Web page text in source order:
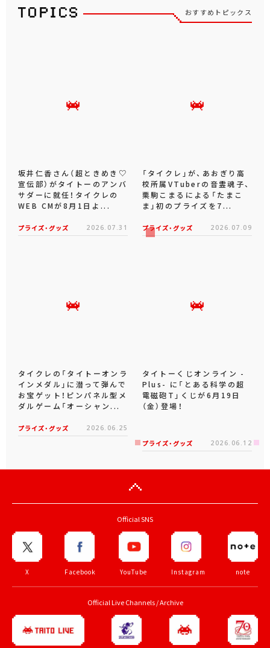
おすすめトピックス
坂井仁香さん（超ときめき♡
宣伝部）がタイトーのアンバ
サダーに就任！タイクレの
WEB CMが8月1日よ...
プライズ・グッズ 2026.07.31
「タイクレ」が、あおぎり高
校所属VTuberの音霊魂子、
栗駒こまるによる「たまこ
ま」初のプライズを7...
プライズ・グッズ 2026.07.09
タイクレの「タイトーオンラ
インメダル」に潜って弾んで
お宝ゲット！ピンパネル型メ
ダルゲーム「オーシャン...
プライズ・グッズ 2026.06.25
タイトーくじオンライン -
Plus- に「とある科学の超
電磁砲T」くじが6月19日
（金）登場！
プライズ・グッズ 2026.06.12
Official SNS
X Facebook YouTube Instagram note
Official Live Channels / Archive